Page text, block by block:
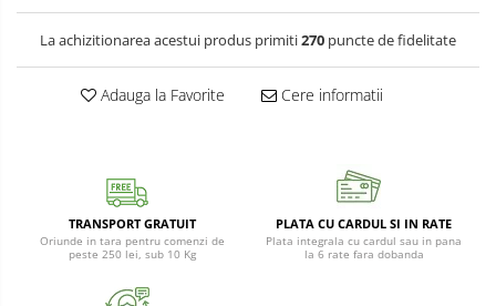
Accesorii unelte gradina
La achizitionarea acestui produs primiti270 puncte de fidelitate
Adauga la Favorite Cere informatii
TRANSPORT GRATUIT
Oriunde in tara pentru comenzi de
peste 250 lei, sub 10 Kg
PLATA CU CARDUL SI IN RATE
Plata integrala cu cardul sau in pana
la 6 rate fara dobanda